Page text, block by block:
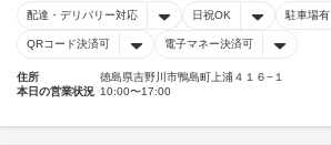
配達・デリバリー対応 日祝OK 駐車場有
QRコード決済可 電子マネー決済可
住所
徳島県吉野川市鴨島町上浦４１６−１
本日の営業状況 10:00〜17:00